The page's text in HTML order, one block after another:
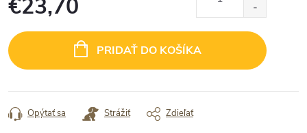
€23,70
cena:
PRIDAŤ DO KOŠÍKA
Opýtať sa Strážiť Zdieľať